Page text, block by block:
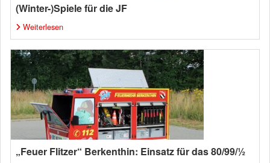
(Winter-)Spiele für die JF
Weiterlesen
„Feuer Flitzer“ Berkenthin: Einsatz für das 80/99/½